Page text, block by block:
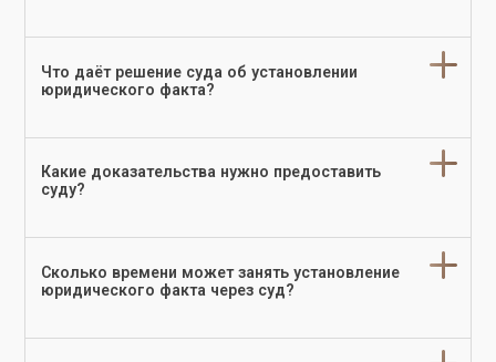
Что даёт решение суда об установлении
юридического факта?
Какие доказательства нужно предоставить
суду?
Сколько времени может занять установление
юридического факта через суд?